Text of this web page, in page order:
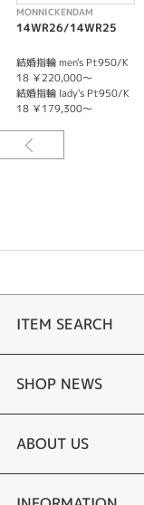
-DESIGN POLICY-
に活かしたデザインです
し、ダイヤモンドの並び
を最大限に引き出します。
※価格は税込みです。
MONNICKENDAM
14WR26/14WR25
結婚指輪 men's Pt950/K
18 ￥220,000～
結婚指輪 lady's Pt950/K
18 ￥179,300～
ITEM SEARCH
婚約指輪
結婚指輪
セットリング
SHOP NEWS
お客様の声
ブランドリスト
ABOUT US